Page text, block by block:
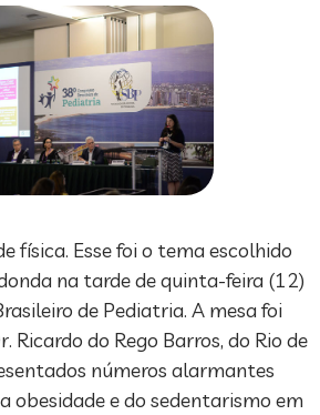
física. Esse foi o tema escolhido
na tarde de quinta-feira (12)
de Pediatria. A mesa foi
Ricardo do Rego Barros, do Rio de
números alarmantes
obesidade e do sedentarismo em